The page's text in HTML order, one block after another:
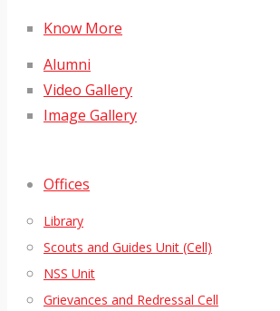
Know More
Alumni
Video Gallery
Image Gallery
Offices
Library
Scouts and Guides Unit (Cell)
NSS Unit
Grievances and Redressal Cell